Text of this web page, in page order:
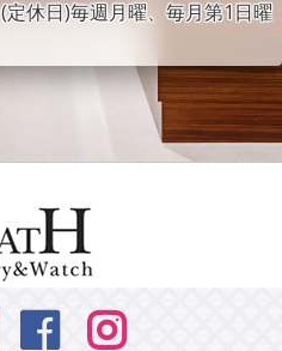
(定休日)毎週月曜、毎月第1日曜
 